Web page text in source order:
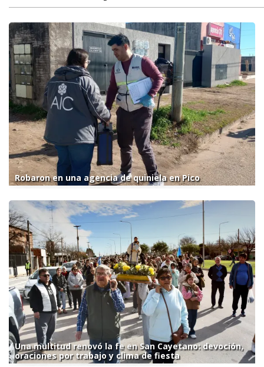
Robaron en una agencia de quiniela en Pico
Una multitud renovó la fe en San Cayetano: devoción,
oraciones por trabajo y clima de fiesta